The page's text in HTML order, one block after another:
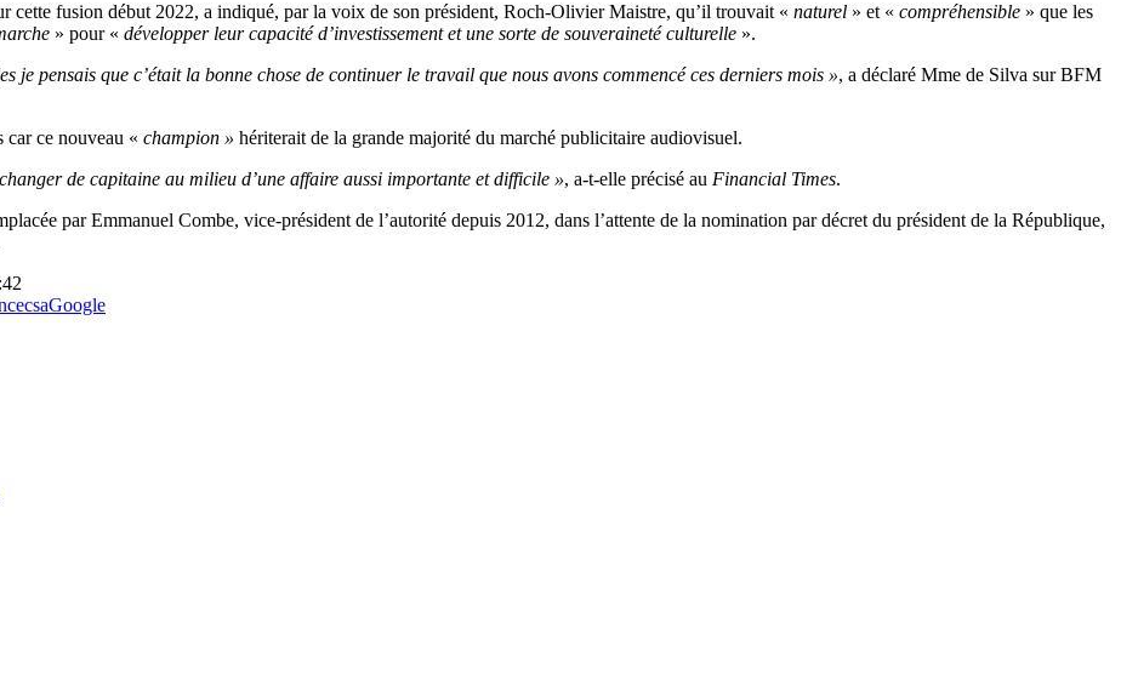
cette fusion début 2022, a indiqué, par la voix de son président, Roch-Olivier Maistre, qu’il trouvait « naturel » et « compréhensible » que les
» pour « développer leur capacité d’investissement et une sorte de souveraineté culturelle ».
je pensais que c’était la bonne chose de continuer le travail que nous avons commencé ces derniers mois », a déclaré Mme de Silva sur BFM
car ce nouveau « champion » hériterait de la grande majorité du marché publicitaire audiovisuel.
de capitaine au milieu d’une affaire aussi importante et difficile », a-t-elle précisé au Financial Times.
par Emmanuel Combe, vice-président de l’autorité depuis 2012, dans l’attente de la nomination par décret du président de la République,
csaGoogle